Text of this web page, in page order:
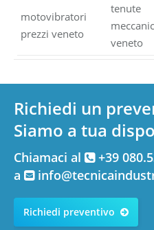
motovibratori
prezzi veneto
tenute
veneto
Richiedi un
Siamo a tua
Chiamaci al
+39
a
Richiedi preventivo